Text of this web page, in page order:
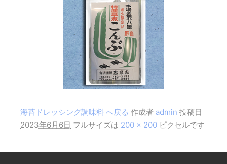
海苔ドレッシング調味料 へ戻る 作成者 admin 投稿日
2023年6月6日 フルサイズは 200 × 200 ピクセルです